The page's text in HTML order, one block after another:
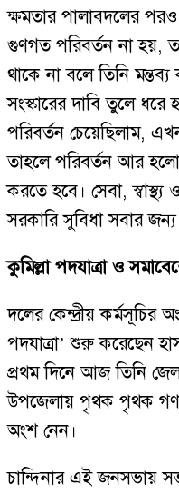
ক্ষমতার পালাবদলের
গুণগত পরিবর্তন না হয়,
থাকে না বলে তিনি
সংস্কারের দাবি তুলে
পরিবর্তন চেয়েছিলাম,
তাহলে পরিবর্তন আর
করতে হবে। সেবা, স্বাস্থ্য
সরকারি সুবিধা সবার
কুমিল্লা পদযাত্রা ও
দলের কেন্দ্রীয় কর্মসূচির
পদযাত্রা’ শুরু করেছেন
প্রথম দিনে আজ তিনি
উপজেলায় পৃথক পৃথক
অংশ নেন।
চান্দিনার এই জনসভায়